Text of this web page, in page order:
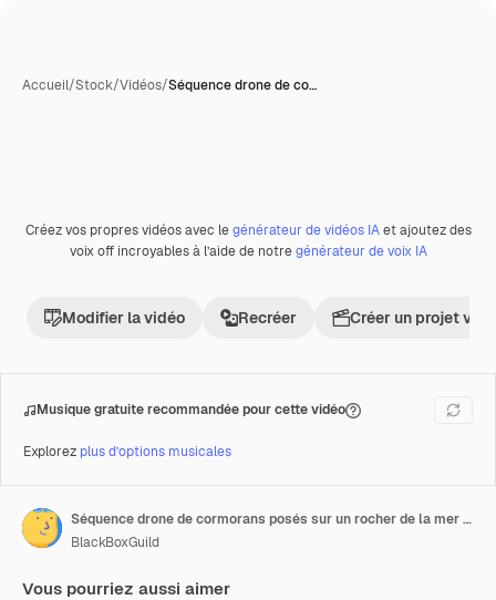
Accueil/Stock/Vidéos/Séquence drone de co…
Premium
Créez vos propres vidéos avec legénérateur de vidéos IAet ajoutez des
voix off incroyables à l’aide de notregénérateur de voix IA
Modifier la vidéo Recréer Créer un projet
Musique gratuite recommandée pour cette vidéo
Explorez plus d’options musicales
Séquence drone de cormorans posés sur un rocher de la mer Méditerranée.
BlackBoxGuild
Vous pourriez aussi aimer